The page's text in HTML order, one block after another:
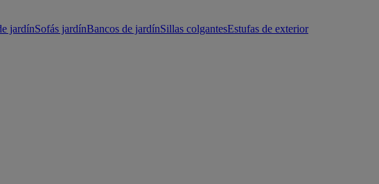
jardínSofás jardínBancos de jardínSillas colgantesEstufas de exterior